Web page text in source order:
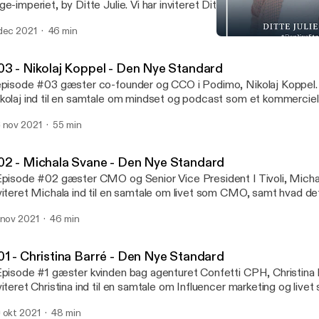
imperiet, by Ditte Julie. Vi har inviteret Ditte Julie, ind i studiet
sundhed og personlig branding. Vi har en samtale om
store bagedyst som springbræt til at udfolde sig som
2021 46 min
- Nikolaj Koppel - Den Nye Standard
#03 gæster co-founder og CCO i Podimo, Nikolaj
ind til en samtale om mindset og podcast som et
betalingsmarked, for podcast.
nov 2021 55 min
- Michala Svane - Den Nye Standard
#02 gæster CMO og Senior Vice President I Tivoli,
Michala ind til en samtale om livet som CMO, samt hvad
turistattraktion, samt hvad hun har gjort for at skabe synergi
2021 46 min
- Christina Barré - Den Nye Standard
#1 gæster kvinden bag agenturet Confetti CPH, Christina
Christina ind til en samtale om Influencer marketing og
elsker trygheden i at være lønmodtager. Christina driver sin
okt 2021 48 min